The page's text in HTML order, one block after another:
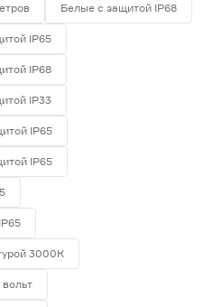
Белые с защитой IP68
IP65
IP68
IP33
IP65
IP65
3000К